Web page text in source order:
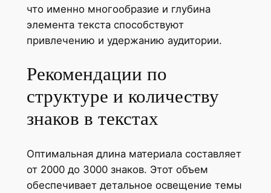
что именно многообразие и глубина
элемента текста способствуют
привлечению и удержанию аудитории.
Рекомендации по
структуре и количеству
знаков в текстах
Оптимальная длина материала составляет
от 2000 до 3000 знаков. Этот объем
обеспечивает детальное освещение темы